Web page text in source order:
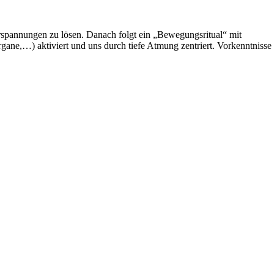
zu lösen. Danach folgt ein „Bewegungsritual“ mit
aktiviert und uns durch tiefe Atmung zentriert. Vorkenntnisse